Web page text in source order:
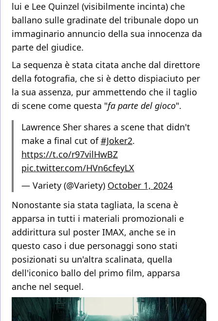
lui e Lee Quinzel (visibilmente incinta) che
ballano sulle gradinate del tribunale dopo un
immaginario annuncio della sua innocenza da
parte del giudice.
La sequenza è stata citata anche dal direttore
della fotografia, che si è detto dispiaciuto per
la sua assenza, pur ammettendo che il taglio
di scene come questa "fa parte del gioco".
Lawrence Sher shares a scene that didn't
make a final cut of#Joker2.
https://t.co/r97vilHwBZ
pic.twitter.com/HVn6cfeyLX
— Variety (@Variety) October 1, 2024
Nonostante sia stata tagliata, la scena è
apparsa in tutti i materiali promozionali e
addirittura sul poster IMAX, anche se in
questo caso i due personaggi sono stati
posizionati su un'altra scalinata, quella
dell'iconico ballo del primo film, apparsa
anche nel sequel.